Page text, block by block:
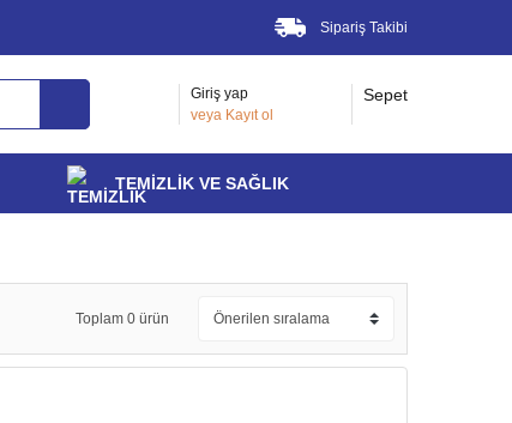
Sipariş Takibi
Giriş yap
veya Kayıt ol
Sepet
TEMİZLİK VE SAĞLIK
Toplam 0 ürün